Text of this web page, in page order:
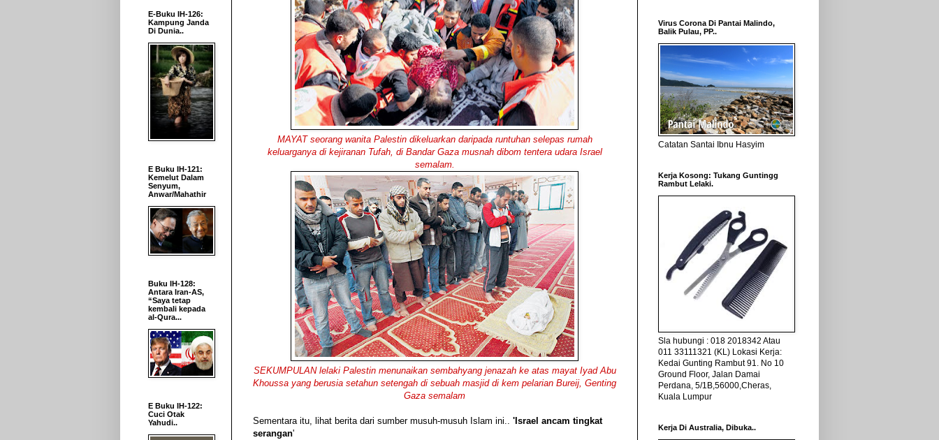
MAYAT seorang wanita Palestin dikeluarkan daripada runtuhan selepas rumah
keluarganya di kejiranan Tufah, di Bandar Gaza musnah dibom tentera udara Israel
semalam.
SEKUMPULAN lelaki Palestin menunaikan sembahyang jenazah ke atas mayat Iyad Abu
Khoussa yang berusia setahun setengah di sebuah masjid di kem pelarian Bureij, Genting
Gaza semalam
Sementara itu, lihat berita dari sumber musuh-musuh Islam ini.. 'Israel ancam tingkat
serangan'
E-Buku IH-126:
Kampung Janda
Di Dunia..
E Buku IH-121:
Kemelut Dalam
Senyum,
Anwar/Mahathir
Buku IH-128:
Antara Iran-AS,
“Saya tetap
kembali kepada
al-Qura...
E Buku IH-122:
Cuci Otak
Yahudi..
Virus Corona Di Pantai Malindo,
Balik Pulau, PP..
Catatan Santai Ibnu Hasyim
Kerja Kosong: Tukang Guntingg
Rambut Lelaki.
Sla hubungi : 018 2018342 Atau
011 33111321 (KL) Lokasi Kerja:
Kedai Gunting Rambut 91. No 10
Ground Floor, Jalan Damai
Perdana, 5/1B,56000,Cheras,
Kuala Lumpur
Kerja Di Australia, Dibuka..